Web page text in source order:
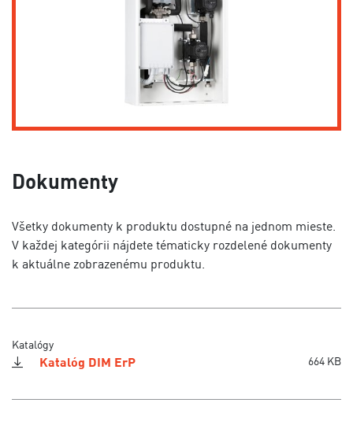
Dokumenty
Všetky dokumenty k produktu dostupné na jednom mieste.
V každej kategórii nájdete tématicky rozdelené dokumenty
k aktuálne zobrazenému produktu.
Katalógy
Katalóg DIM ErP 664 KB